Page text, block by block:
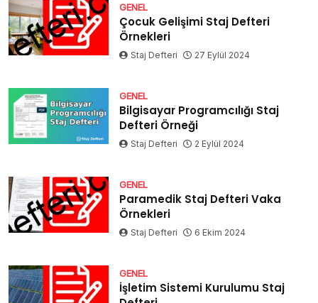
GENEL
Çocuk Gelişimi Staj Defteri
Örnekleri
Staj Defteri 27 Eylül 2024
GENEL
Bilgisayar Programcılığı Staj
Defteri Örneği
Staj Defteri 2 Eylül 2024
GENEL
Paramedik Staj Defteri Vaka
Örnekleri
Staj Defteri 6 Ekim 2024
GENEL
İşletim Sistemi Kurulumu Staj